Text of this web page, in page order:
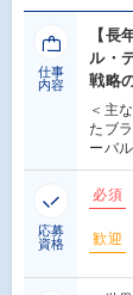
仕事
内容
【長
ル・
戦略
＜主
たブ
ーバ
応募
資格
必須
歓迎